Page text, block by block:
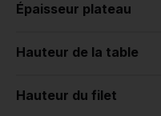
Épaisseur plateau
Hauteur de la table
Hauteur du filet